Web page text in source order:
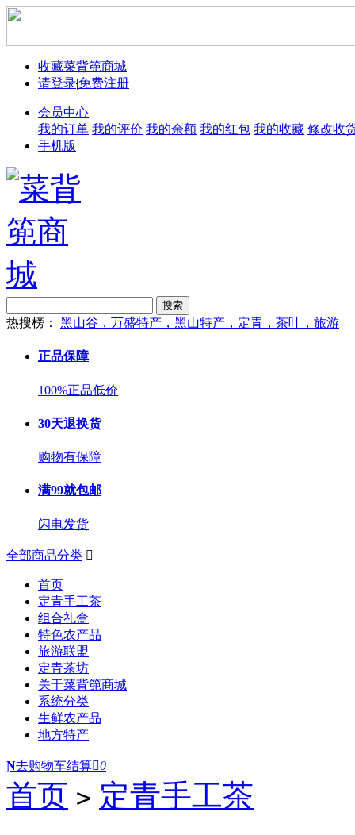
收藏菜背篼商城
请登录|免费注册
会员中心
我的订单 我的评价 我的余额 我的红包 我的收藏 修改收
手机版
搜索
热搜榜： 黑山谷，万盛特产，黑山特产，定青，茶叶，旅游
正品保障
100%正品低价
30天退换货
购物有保障
满99就包邮
闪电发货
全部商品分类 
首页
定青手工茶
组合礼盒
特色农产品
旅游联盟
定青茶坊
关于菜背篼商城
系统分类
生鲜农产品
地方特产
Ɲ去购物车结算0
首页 > 定青手工茶